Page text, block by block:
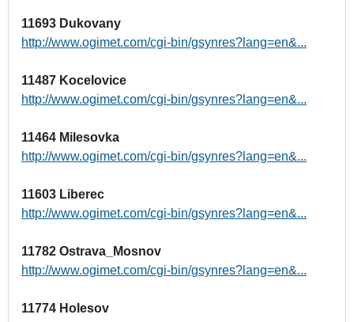
11693 Dukovany
http://www.ogimet.com/cgi-bin/gsynres?lang=en&...
11487 Kocelovice
http://www.ogimet.com/cgi-bin/gsynres?lang=en&...
11464 Milesovka
http://www.ogimet.com/cgi-bin/gsynres?lang=en&...
11603 Liberec
http://www.ogimet.com/cgi-bin/gsynres?lang=en&...
11782 Ostrava_Mosnov
http://www.ogimet.com/cgi-bin/gsynres?lang=en&...
11774 Holesov